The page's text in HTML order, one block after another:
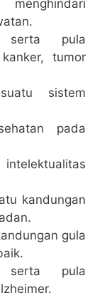
serta pula
tumor
sistem
pada
kandungan
gula
serta pula